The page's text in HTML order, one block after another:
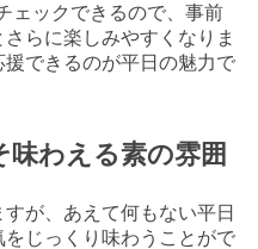
ェックできるので、事前
らに楽しみやすくなりま
できるのが平日の魅力で
わえる素の雰囲
が、あえて何もない平日
じっくり味わうことがで